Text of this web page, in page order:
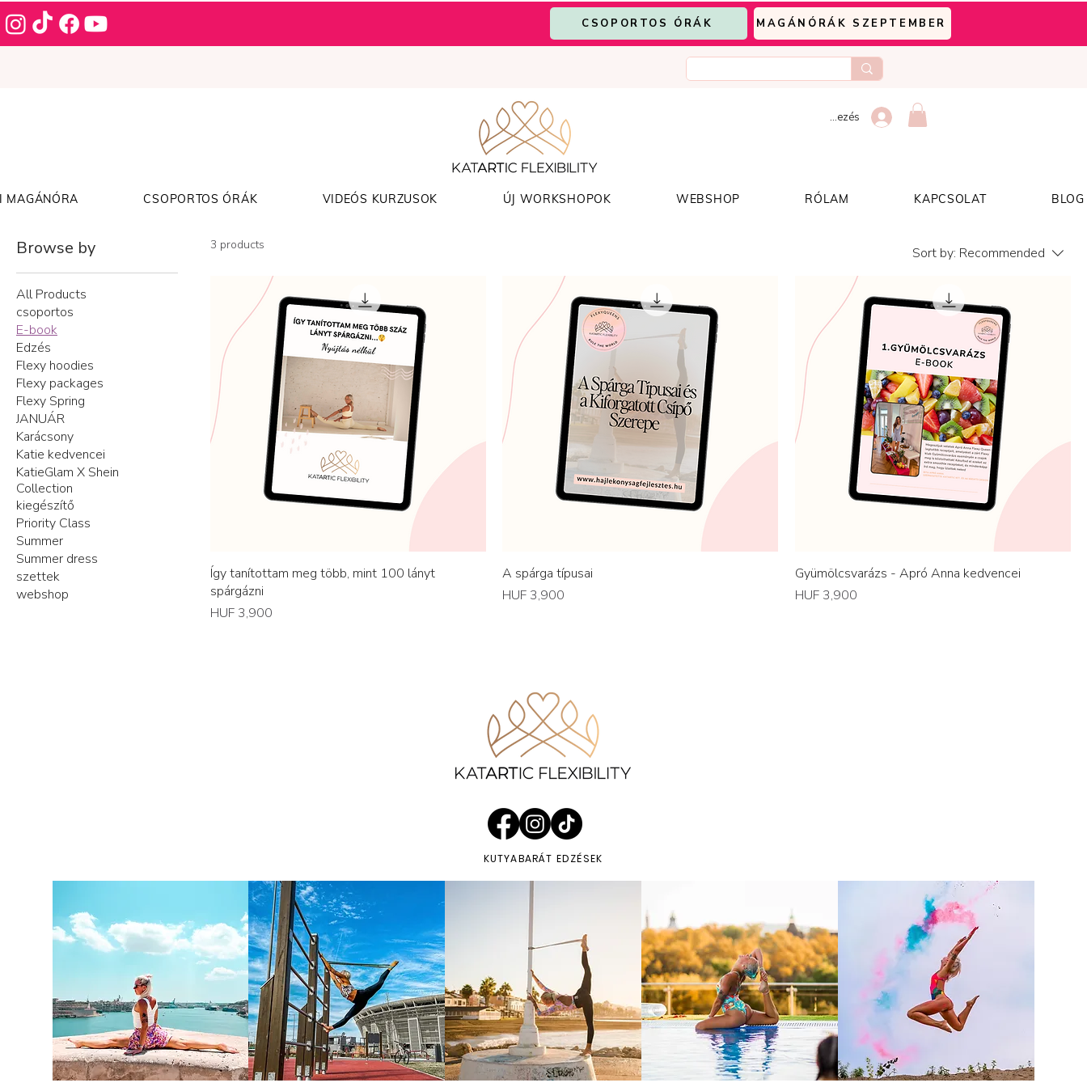
CSOPORTOS ÓRÁK MAGÁNÓRÁK SZEPTEMBER
Bejelentkezés
MAGÁNÓRA CSOPORTOS ÓRÁK VIDEÓS KURZUSOK ÚJ WORKSHOPOK WEBSHOP RÓLAM KAPCSOLAT BLOG
Browse by
All Products
csoportos
E-book
Edzés
Flexy hoodies
Flexy packages
Flexy Spring
JANUÁR
Karácsony
Katie kedvencei
KatieGlam X Shein
Collection
kiegészítő
Priority Class
Summer
Summer dress
szettek
webshop
3 products Sort by: Recommended
Így tanítottam meg több, mint 100 lányt
spárgázni
Price
HUF 3,900
A spárga típusai
Price
HUF 3,900
Gyümölcsvarázs - Apró Anna kedvencei
Price
HUF 3,900
KUTYABARÁT EDZÉSEK